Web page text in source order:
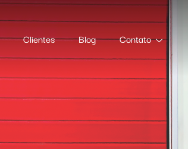
Clientes Blog Contato